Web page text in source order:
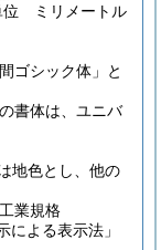
位 ミリメートル
ゴシック体」と
書体は、ユニバ
地色とし、他の
業規格
よる表示法」